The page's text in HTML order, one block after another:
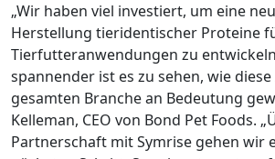
„Wir haben viel investiert, um eine
Herstellung tieridentischer Proteine
Tierfutteranwendungen zu
spannender ist es zu sehen, wie
gesamten Branche an Bedeutung
Kelleman, CEO von Bond Pet Foods.
Partnerschaft mit Symrise gehen wir